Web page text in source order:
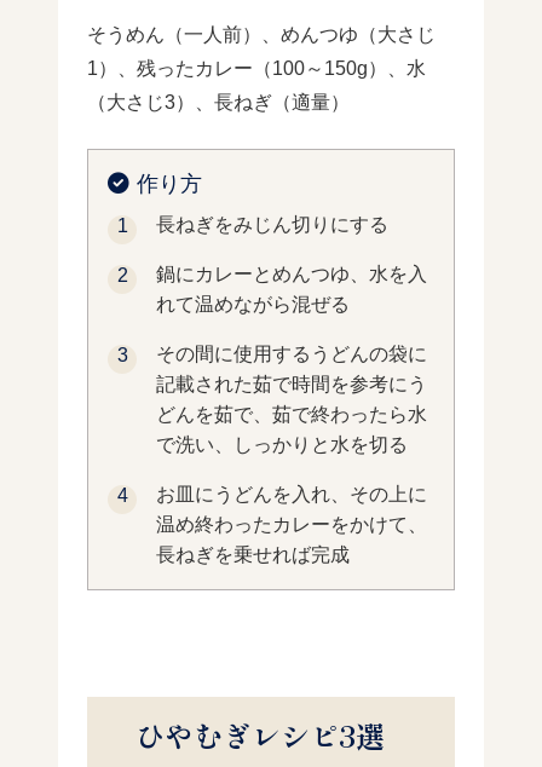
そうめん（一人前）、めんつゆ（大さじ
1）、残ったカレー（100～150g）、水
（大さじ3）、長ねぎ（適量）
作り方
長ねぎをみじん切りにする
鍋にカレーとめんつゆ、水を入
れて温めながら混ぜる
その間に使用するうどんの袋に
記載された茹で時間を参考にう
どんを茹で、茹で終わったら水
で洗い、しっかりと水を切る
お皿にうどんを入れ、その上に
温め終わったカレーをかけて、
長ねぎを乗せれば完成
ひやむぎレシピ3選